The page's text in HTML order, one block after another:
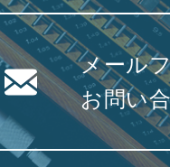
メール
お問い